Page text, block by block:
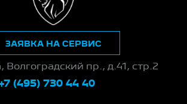
Волгоградский пр., д.41, стр.2
(495) 730 44 40
ЗАЯВКА НА СЕРВИС